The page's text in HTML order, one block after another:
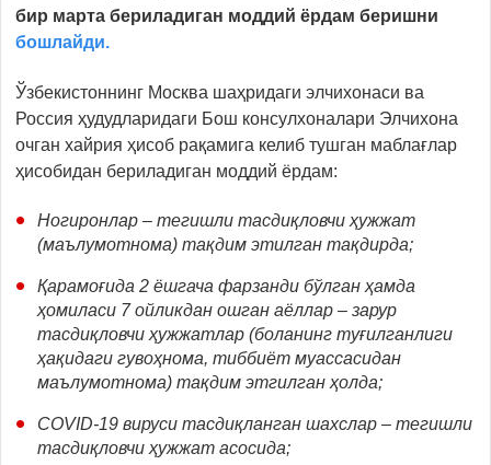
бир марта бериладиган моддий ёрдам беришни
бошлайди.
Ўзбекистоннинг Москва шаҳридаги элчихонаси ва
Россия ҳудудларидаги Бош консулхоналари Элчихона
очган хайрия ҳисоб рақамига келиб тушган маблағлар
ҳисобидан бериладиган моддий ёрдам:
Ногиронлар – тегишли тасдиқловчи ҳужжат
(маълумотнома) тақдим этилган тақдирда;
Қарамоғида 2 ёшгача фарзанди бўлган ҳамда
ҳомиласи 7 ойликдан ошган аёллар – зарур
тасдиқловчи ҳужжатлар (боланинг туғилганлиги
ҳақидаги гувоҳнома, тиббиёт муассасидан
маълумотнома) тақдим этгилган ҳолда;
COVID-19 вируси тасдиқланган шахслар – тегишли
тасдиқловчи ҳужжат асосида;